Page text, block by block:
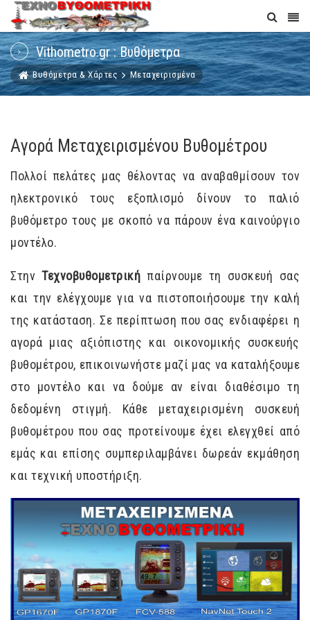
Vithometro.gr : Βυθόμετρα
Βυθόμετρα & Χάρτες Μεταχειρισμένα
Αγορά Μεταχειρισμένου Βυθομέτρου
Πολλοί πελάτες μας θέλοντας να αναβαθμίσουν τον
ηλεκτρονικό τους εξοπλισμό δίνουν το παλιό
βυθόμετρο τους με σκοπό να πάρουν ένα καινούργιο
μοντέλο.
ΣτηνΤεχνοβυθομετρικήπαίρνουμε τη συσκευή σας
και την ελέγχουμε για να πιστοποιήσουμε την καλή
της κατάσταση. Σε περίπτωση που σας ενδιαφέρει η
αγορά μιας αξιόπιστης και οικονομικής συσκευής
βυθομέτρου, επικοινωνήστε μαζί μας να καταλήξουμε
στο μοντέλο και να δούμε αν είναι διαθέσιμο τη
δεδομένη στιγμή. Κάθε μεταχειρισμένη συσκευή
βυθομέτρου που σας προτείνουμε έχει ελεγχθεί από
εμάς και επίσης συμπεριλαμβάνει δωρεάν εκμάθηση
και τεχνική υποστήριξη.